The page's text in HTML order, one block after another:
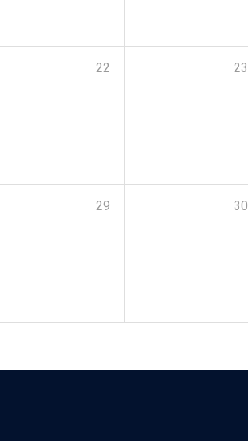
22 23
29 30